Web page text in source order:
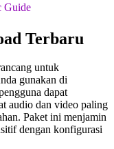
Guide
Terbaru
untuk
gunakan di
dapat
audio dan video paling
Paket ini menjamin
dengan konfigurasi